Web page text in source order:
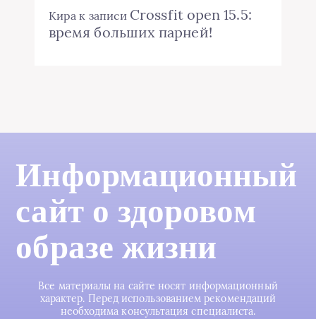
Кира к записи Crossfit open 15.5:
время больших парней!
Информационный
сайт о здоровом
образе жизни
Все материалы на сайте носят информационный
характер. Перед использованием рекомендаций
необходима консультация специалиста.